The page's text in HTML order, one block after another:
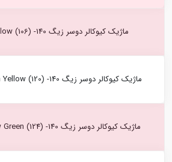
ماژیک کیوکالر دوسر زیگ Yellow (106) -140
ماژیک کیوکالر دوسر زیگ Barium Yellow (120) -140
ماژیک کیوکالر دوسر زیگ Yellow Green (124) -140